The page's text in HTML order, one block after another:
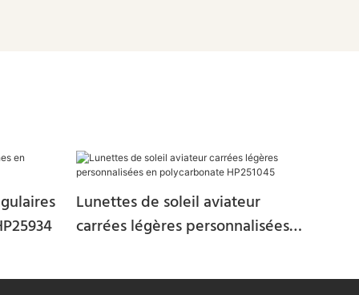
Lunettes de soleil aviateur
carrées légères personnalisées